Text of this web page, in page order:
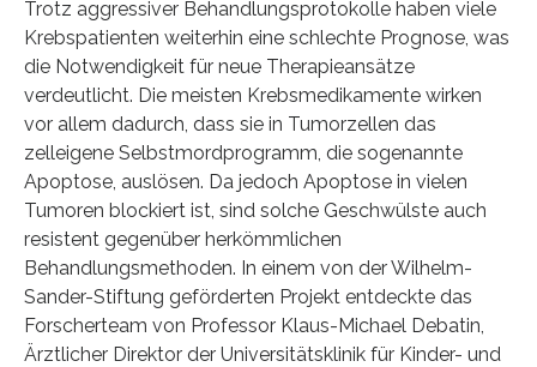
Trotz aggressiver Behandlungsprotokolle haben viele
Krebspatienten weiterhin eine schlechte Prognose, was
die Notwendigkeit für neue Therapieansätze
verdeutlicht. Die meisten Krebsmedikamente wirken
vor allem dadurch, dass sie in Tumorzellen das
zelleigene Selbstmordprogramm, die sogenannte
Apoptose, auslösen. Da jedoch Apoptose in vielen
Tumoren blockiert ist, sind solche Geschwülste auch
resistent gegenüber herkömmlichen
Behandlungsmethoden. In einem von der Wilhelm-
Sander-Stiftung geförderten Projekt entdeckte das
Forscherteam von Professor Klaus-Michael Debatin,
Ärztlicher Direktor der Universitätsklinik für Kinder- und